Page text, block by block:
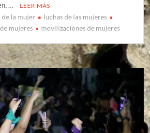
…
LEER MÁS
la mujer
luchas de las mujeres
mujeres
movilizaciones de mujeres